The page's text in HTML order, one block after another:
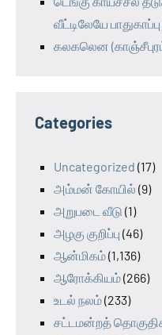
வீட்டிலேயே
கலகலென
Categories
Uncategorized (17)
அம்மன் கோயில் (9)
அறுபடை வீடு (1)
அழகு குறிப்பு (46)
ஆன்மிகம்(1,136)
ஆரோக்கியம்(266)
உடல் நலம்(233)
சட்டமன்றத்